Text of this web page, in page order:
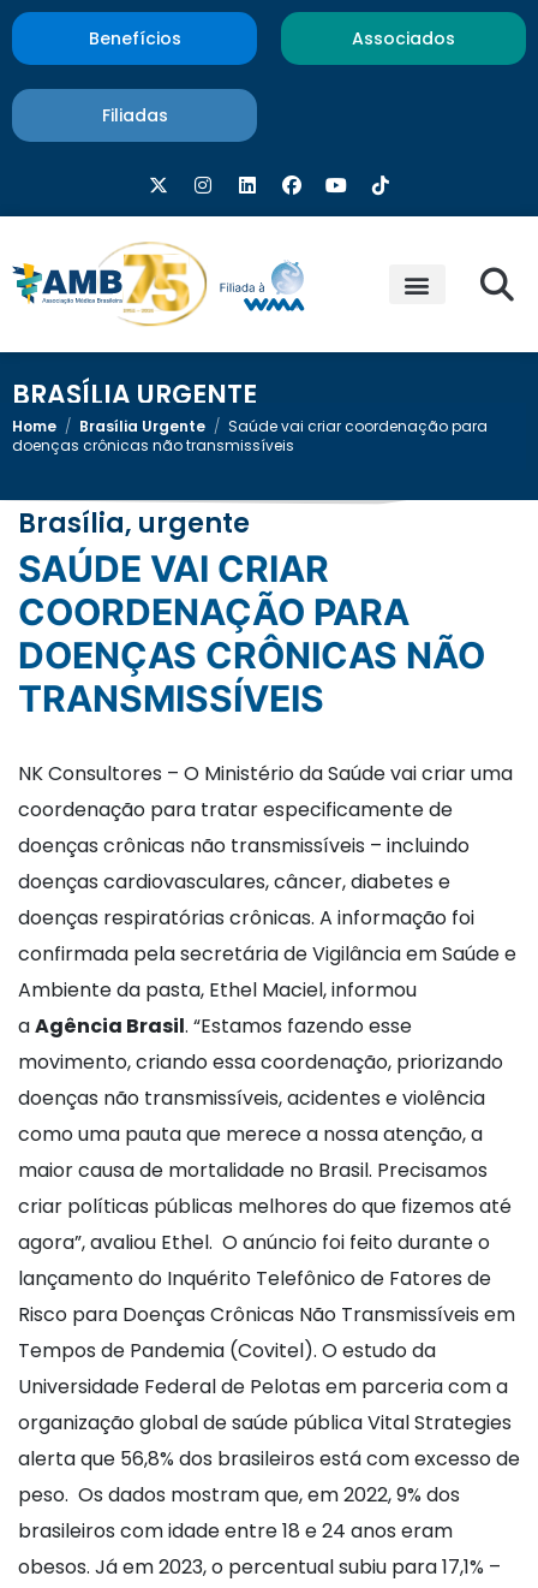
Benefícios Associados
Filiadas
BRASÍLIA URGENTE
Home / Brasília Urgente / Saúde vai criar coordenação para
doenças crônicas não transmissíveis
Brasília, urgente
SAÚDE VAI CRIAR
COORDENAÇÃO PARA
DOENÇAS CRÔNICAS NÃO
TRANSMISSÍVEIS
NK Consultores – O Ministério da Saúde vai criar uma
coordenação para tratar especificamente de
doenças crônicas não transmissíveis – incluindo
doenças cardiovasculares, câncer, diabetes e
doenças respiratórias crônicas. A informação foi
confirmada pela secretária de Vigilância em Saúde e
Ambiente da pasta, Ethel Maciel, informou
aAgência Brasil. “Estamos fazendo esse
movimento, criando essa coordenação, priorizando
doenças não transmissíveis, acidentes e violência
como uma pauta que merece a nossa atenção, a
maior causa de mortalidade no Brasil. Precisamos
criar políticas públicas melhores do que fizemos até
agora”, avaliou Ethel. O anúncio foi feito durante o
lançamento do Inquérito Telefônico de Fatores de
Risco para Doenças Crônicas Não Transmissíveis em
Tempos de Pandemia (Covitel). O estudo da
Universidade Federal de Pelotas em parceria com a
organização global de saúde pública Vital Strategies
alerta que 56,8% dos brasileiros está com excesso de
peso. Os dados mostram que, em 2022, 9% dos
brasileiros com idade entre 18 e 24 anos eram
obesos. Já em 2023, o percentual subiu para 17,1% –